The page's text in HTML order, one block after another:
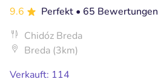
9.6
Perfekt • 65 Bewertungen
Chidóz Breda
Breda (3km)
Verkauft: 114